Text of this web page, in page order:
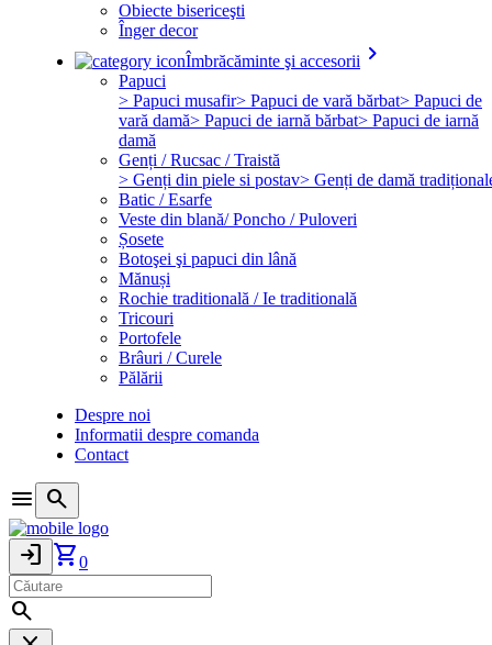
Obiecte bisericeşti
Înger decor
Îmbrăcăminte şi accesorii keyboard_arrow_right
Papuci
> Papuci musafir> Papuci de vară bărbat> Papuci de
vară damă> Papuci de iarnă bărbat> Papuci de iarnă
damă
Genți / Rucsac / Traistă
> Genți din piele si postav> Genți de damă
Batic / Esarfe
Veste din blană/ Poncho / Puloveri
Șosete
Botoşei şi papuci din lână
Mănuși
Rochie traditională / Ie traditională
Tricouri
Portofele
Brâuri / Curele
Pălării
Despre noi
Informatii despre comanda
Contact
menu search
login shopping_cart0
search